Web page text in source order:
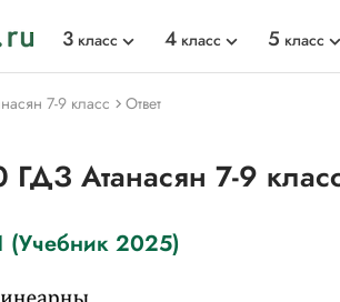
3 класс 4 класс 5 класс
7-9 класс Ответ
Атанасян 7-9
(Учебник 2025)